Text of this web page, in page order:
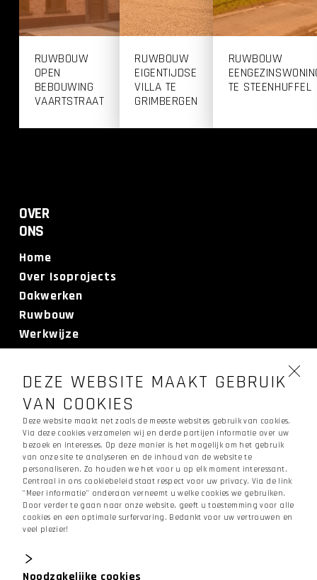
RUWBOUW
OPEN
BEBOUWING
VAARTSTRAAT
RUWBOUW
EIGENTIJDSE
VILLA TE
GRIMBERGEN
RUWBOUW
TE STEENHUFFEL
OVER
ONS
Home
Over Isoprojects
Dakwerken
Ruwbouw
Werkwijze
Realisaties
Contact
Offerte
CONTACTEER
ONS
Meerstraat 253 bus 1, 1840 Londerzeel
info@isoprojects.be
Verkoopsvoorwaarden
DEZE WEBSITE MAAKT GEBRUIK
VAN COOKIES
Deze website maakt net zoals de meeste websites gebruik van cookies.
Via deze cookies verzamelen wij en derde partijen informatie over uw
bezoek en interesses. Op deze manier is het mogelijk om het gebruik
van onze site te analyseren en de inhoud van de website te
personaliseren. Zo houden we het voor u op elk moment interessant.
Centraal in ons cookiebeleid staat respect voor uw privacy. Via de link
"Meer informatie" onderaan verneemt u welke cookies we gebruiken.
Door verder te gaan naar onze website, geeft u toestemming voor alle
cookies en een optimale surfervaring. Bedankt voor uw vertrouwen en
veel plezier!
Noodzakelijke cookies